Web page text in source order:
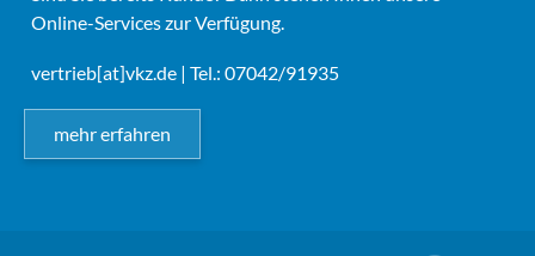
Online-Services zur Verfügung.
vertrieb[at]vkz.de | Tel.: 07042/91935
mehr erfahren